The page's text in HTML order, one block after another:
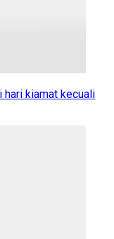
hari kiamat kecuali